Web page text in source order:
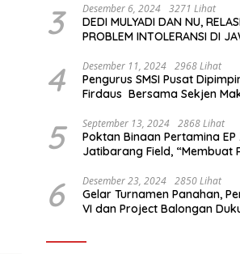
Internasional
3 Desember 6, 2024 3271 Lihat
DEDI MULYADI DAN NU,
PROBLEM INTOLERANSI DI
4 Desember 11, 2024 2968 Lihat
Pengurus SMSI Pusat
Firdaus Bersama Sekjen
Yusuf
5 September 13, 2024 2868 Lihat
Poktan Binaan Pertamina EP
Jatibarang Field, “Membuat
Tikus
6 Desember 23, 2024 2850 Lihat
Gelar Turnamen Panahan,
VI dan Project Balongan